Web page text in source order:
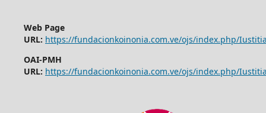
Web Page
URL: https://fundacionkoinonia.com.ve/ojs/index.php/
OAI-PMH
URL: https://fundacionkoinonia.com.ve/ojs/index.php/